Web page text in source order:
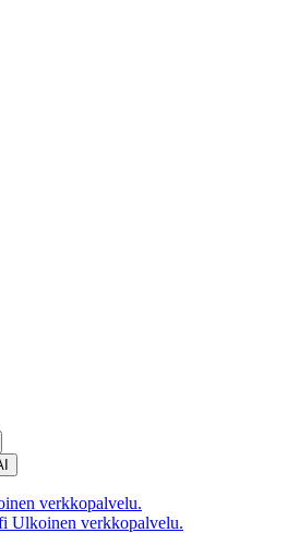
verkkopalvelu.
Ulkoinen verkkopalvelu.